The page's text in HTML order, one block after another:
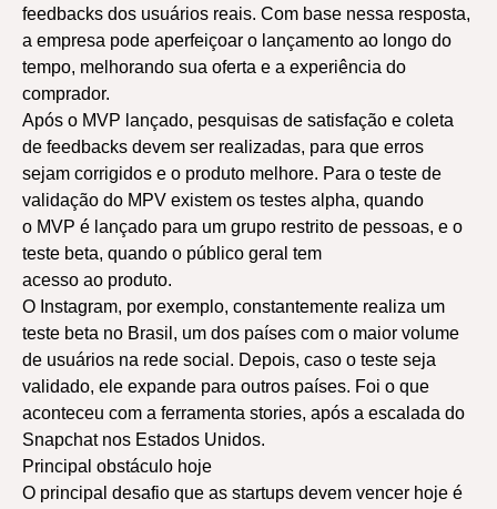
feedbacks dos usuários reais. Com base nessa resposta,
a empresa pode aperfeiçoar o lançamento ao longo do
tempo, melhorando sua oferta e a experiência do
comprador.
Após o MVP lançado, pesquisas de satisfação e coleta
de feedbacks devem ser realizadas, para que erros
sejam corrigidos e o produto melhore. Para o teste de
validação do MPV existem os testes alpha, quando
o MVP é lançado para um grupo restrito de pessoas, e o
teste beta, quando o público geral tem
acesso ao produto.
O Instagram, por exemplo, constantemente realiza um
teste beta no Brasil, um dos países com o maior volume
de usuários na rede social. Depois, caso o teste seja
validado, ele expande para outros países. Foi o que
aconteceu com a ferramenta stories, após a escalada do
Snapchat nos Estados Unidos.
Principal obstáculo hoje
O principal desafio que as startups devem vencer hoje é